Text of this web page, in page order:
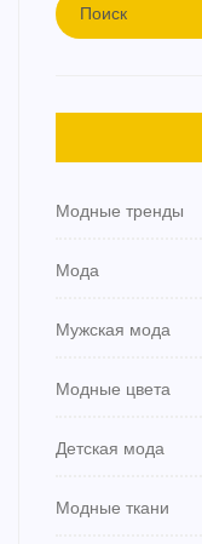
Модные тренды
Мода
Мужская мода
Модные цвета
Детская мода
Модные ткани